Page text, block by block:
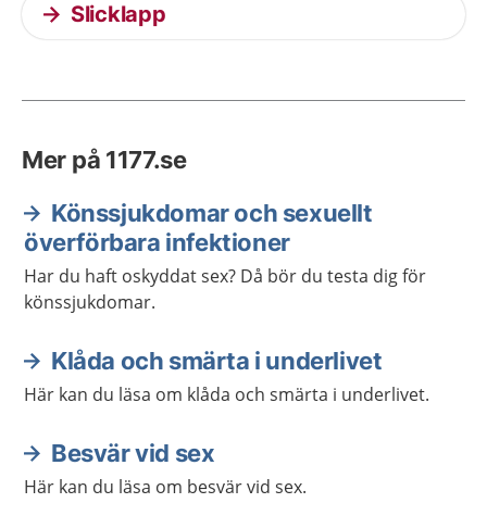
Slicklapp
Mer på 1177.se
Könssjukdomar och sexuellt
överförbara infektioner
Har du haft oskyddat sex? Då bör du testa dig för
könssjukdomar.
Klåda och smärta i underlivet
Här kan du läsa om klåda och smärta i underlivet.
Besvär vid sex
Här kan du läsa om besvär vid sex.